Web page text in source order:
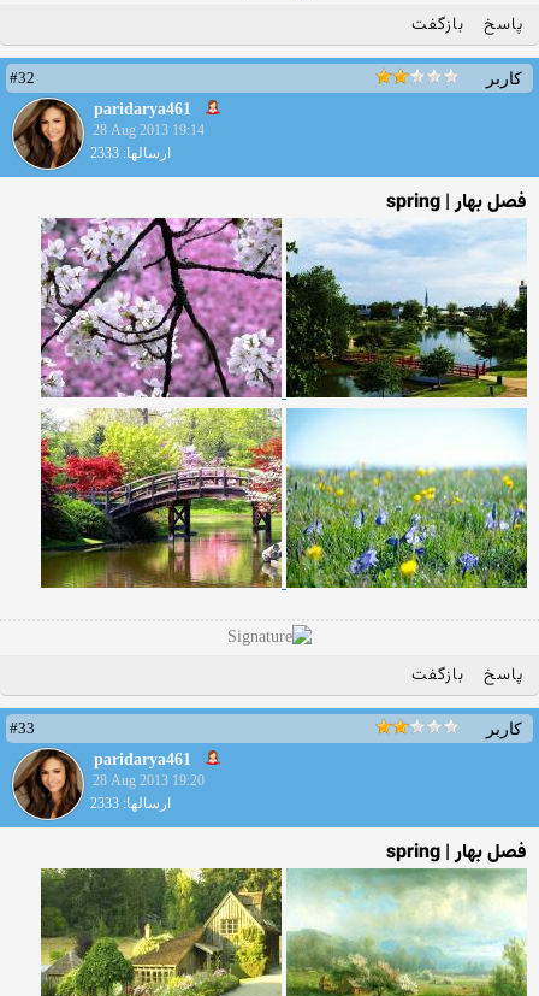
پاسخ بازگفت
کاربر
#32
paridarya461
28 Aug 2013 19:14
ارسالها: 2333
فصل بهار | spring
پاسخ بازگفت
کاربر
#33
paridarya461
28 Aug 2013 19:20
ارسالها: 2333
فصل بهار | spring